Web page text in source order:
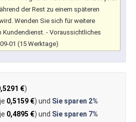
der Rest zu einem späteren
Wenden Sie sich für weitere
Kundendienst. - Voraussichtliches
01 (15 Werktage)
€)
0,5159 €) und Sie sparen 2%
0,4895 €) und Sie sparen 7%